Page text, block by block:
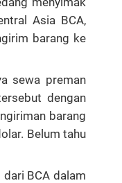
Asia BCA,
barang ke
sewa preman
dengan
barang
Belum tahu
dari BCA dalam